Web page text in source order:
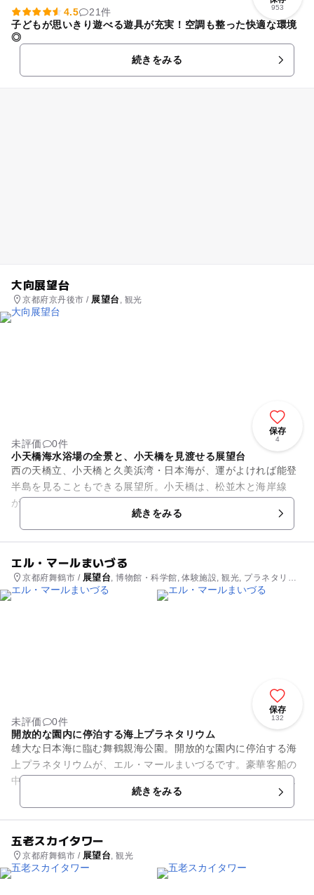
953
4.5
21件
子どもが思いきり遊べる遊具が充実！空調も整った快適な環境
◎
続きをみる
大向展望台
京都府京丹後市 / 展望台 , 観光
保存
4
未評価
0件
小天橋海水浴場の全景と、小天橋を見渡せる展望台
西の天橋立、小天橋と久美浜湾・日本海が、運がよければ能登
半島を見ることもできる展望所。小天橋は、松並木と海岸線
が、宮津市にある日本三景・天橋立(あまのはしだて)に似てい
ることから、小さな天橋と呼...続きをみる
エル・マールまいづる
京都府舞鶴市 / 展望台, 博物館・科学館, 体験施設, 観光, プラネタリウ
ム・天文台
保存
132
未評価
0件
開放的な園内に停泊する海上プラネタリウム
雄大な日本海に臨む舞鶴親海公園。開放的な園内に停泊する海
上プラネタリウムが、エル・マールまいづるです。豪華客船の
中に一歩足を踏み入れると、舞鶴の歴史やエネルギー・電気に
関する展示、展望デッキなど...続きをみる
五老スカイタワー
京都府舞鶴市 / 展望台, 観光